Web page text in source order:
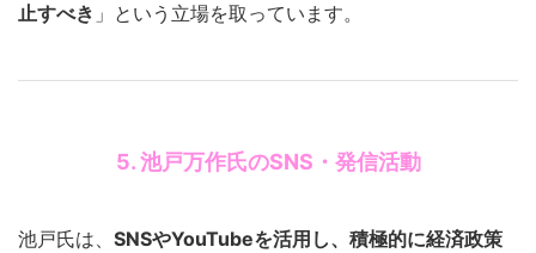
止すべき 」という立場を取っています。
5. 池戸万作氏のSNS・発信活動
池戸氏は、 SNSやYouTubeを活用し、積極的に経済政策